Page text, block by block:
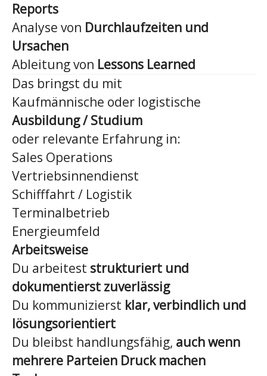
Reports
Analyse von Durchlaufzeiten und
Ursachen
Ableitung von Lessons Learned
Das bringst du mit
Kaufmännische oder logistische
Ausbildung / Studium
oder relevante Erfahrung in:
Sales Operations
Vertriebsinnendienst
Schifffahrt / Logistik
Terminalbetrieb
Energieumfeld
Arbeitsweise
Du arbeitest strukturiert und
dokumentierst zuverlässig
Du kommunizierst klar, verbindlich und
lösungsorientiert
Du bleibst handlungsfähig, auch wenn
mehrere Parteien Druck machen